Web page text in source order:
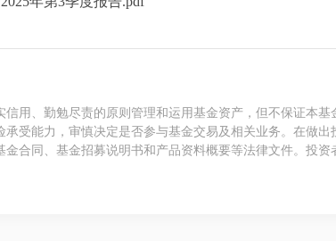
用、勤勉尽责的原则管理和运用基金资产，但不保证本
受能力，审慎决定是否参与基金交易及相关业务。在做
合同、基金招募说明书和产品资料概要等法律文件。投